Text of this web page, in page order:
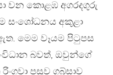
වන කොළඹ අගරදගුරු
සංශෝධනය අකුළා
මෙම වෑයම පිටුපස
බවත්, ඔවුන්ගේ
පසුව ගබ්සාව